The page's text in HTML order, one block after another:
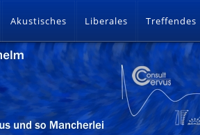
Akustisches Liberales Treffendes